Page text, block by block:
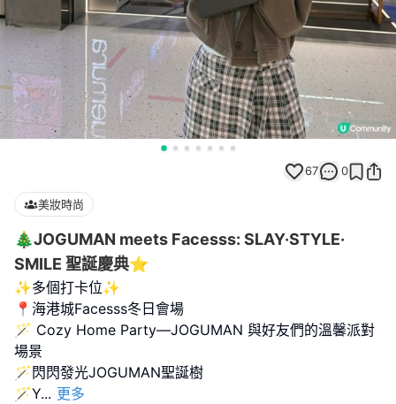
67 0
美妝時尚
🎄JOGUMAN meets Facesss: SLAY·STYLE·
SMILE 聖誕慶典⭐️
✨多個打卡位✨
📍海港城Facesss冬日會場
🪄 Cozy Home Party—JOGUMAN 與好友們的溫馨派對
場景
🪄閃閃發光JOGUMAN聖誕樹
🪄Y... 更多